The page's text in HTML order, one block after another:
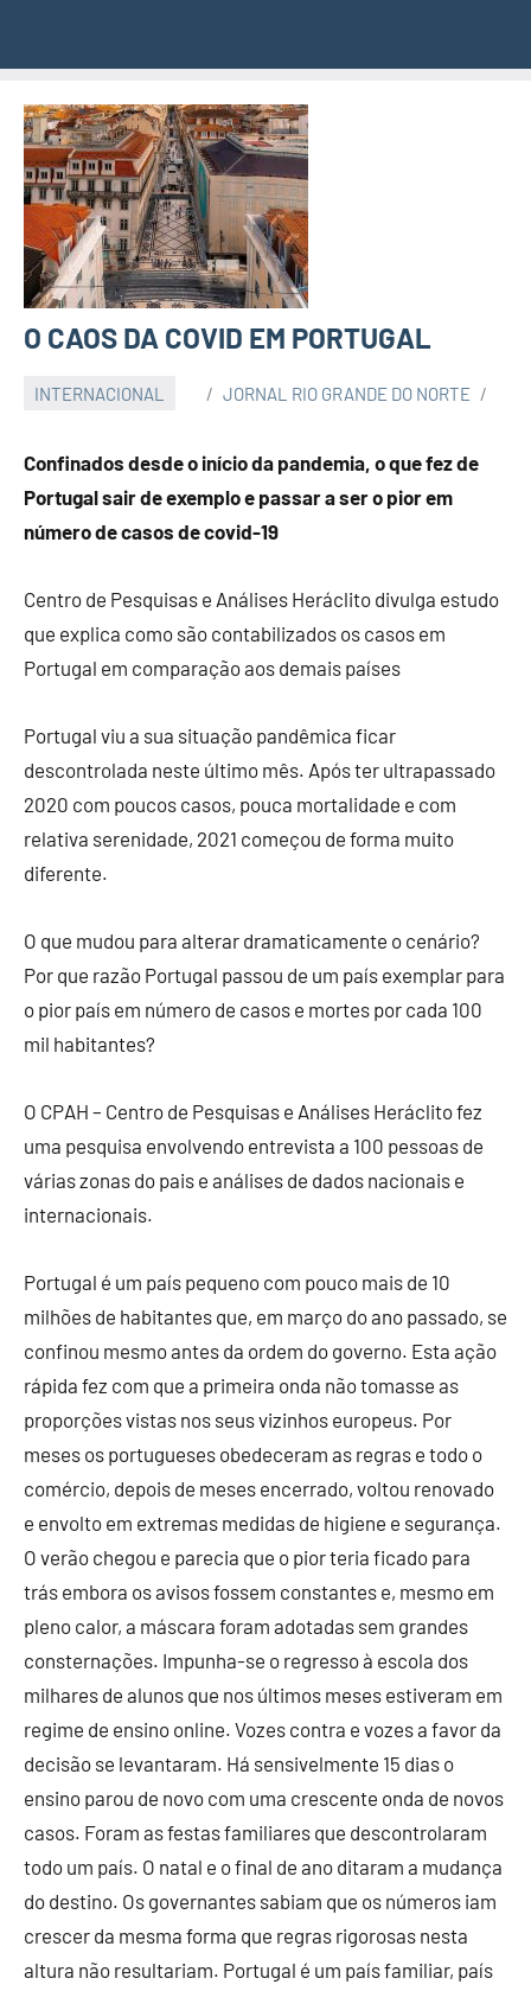
O CAOS DA COVID EM PORTUGAL
INTERNACIONAL JORNAL RIO GRANDE DO NORTE
Confinados desde o início da pandemia, o que fez de
Portugal sair de exemplo e passar a ser o pior em
número de casos de covid-19
Centro de Pesquisas e Análises Heráclito divulga estudo
que explica como são contabilizados os casos em
Portugal em comparação aos demais países
Portugal viu a sua situação pandêmica ficar
descontrolada neste último mês. Após ter ultrapassado
2020 com poucos casos, pouca mortalidade e com
relativa serenidade, 2021 começou de forma muito
diferente.
O que mudou para alterar dramaticamente o cenário?
Por que razão Portugal passou de um país exemplar para
o pior país em número de casos e mortes por cada 100
mil habitantes?
O CPAH – Centro de Pesquisas e Análises Heráclito fez
uma pesquisa envolvendo entrevista a 100 pessoas de
várias zonas do pais e análises de dados nacionais e
internacionais.
Portugal é um país pequeno com pouco mais de 10
milhões de habitantes que, em março do ano passado, se
confinou mesmo antes da ordem do governo. Esta ação
rápida fez com que a primeira onda não tomasse as
proporções vistas nos seus vizinhos europeus. Por
meses os portugueses obedeceram as regras e todo o
comércio, depois de meses encerrado, voltou renovado
e envolto em extremas medidas de higiene e segurança.
O verão chegou e parecia que o pior teria ficado para
trás embora os avisos fossem constantes e, mesmo em
pleno calor, a máscara foram adotadas sem grandes
consternações. Impunha-se o regresso à escola dos
milhares de alunos que nos últimos meses estiveram em
regime de ensino online. Vozes contra e vozes a favor da
decisão se levantaram. Há sensivelmente 15 dias o
ensino parou de novo com uma crescente onda de novos
casos. Foram as festas familiares que descontrolaram
todo um país. O natal e o final de ano ditaram a mudança
do destino. Os governantes sabiam que os números iam
crescer da mesma forma que regras rigorosas nesta
altura não resultariam. Portugal é um país familiar, país